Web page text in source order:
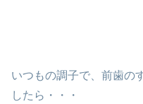
いつもの調子で、前歯の
したら・・・